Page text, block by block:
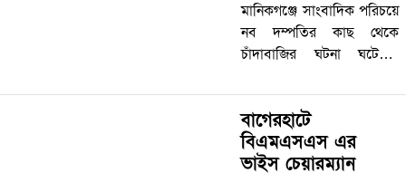
মানিকগঞ্জে সাংবাদিক পরিচয়ে
নব দম্পতির কাছ থেকে
চাঁদাবাজির ঘটনা ঘটেছে।
পেরে ইউনিয়ন যুবদল নেতার
হামলার শিকার হয়েছেন ওই
পরিবার। এঘটনায় থানায়
অভিযোগ করেও…
বাগেরহাটে
বিএমএসএস এর
ভাইস চেয়ারম্যান